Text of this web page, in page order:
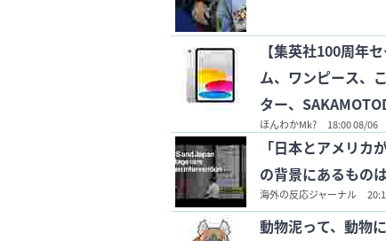
【集英社100周年
ム、ワンピース、
ター、
など！
ほんわかMk? 18:00 08/06
「日本とアメリカ
の背景にあるもの
海外の反応ジャーナル
動物泥って、動物